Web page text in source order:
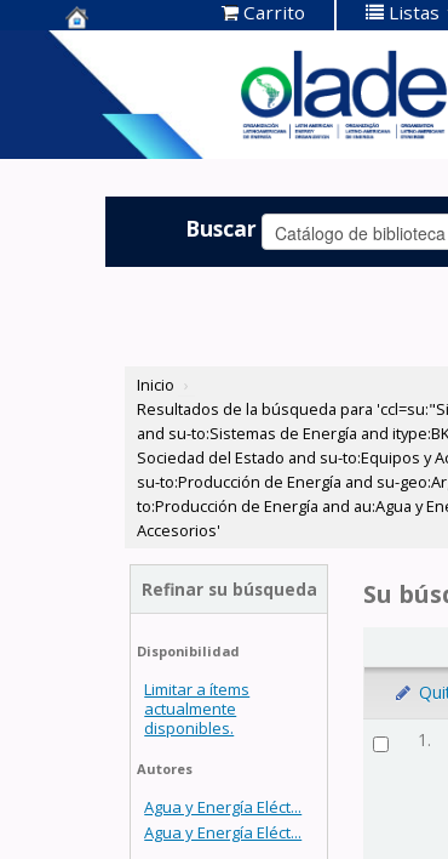
Centro de
Documentación
OLADE -
Carrito Listas
Buscar
Inicio ›
Resultados de la búsqueda para
and su-to:Sistemas de Energía and
Sociedad del Estado and su-to:Equipos y
su-to:Producción de Energía and su-
to:Producción de Energía and au:Agua y
Accesorios'
Refinar su búsqueda
Disponibilidad
Limitar a ítems
actualmente
disponibles.
Autores
Agua y Energía Eléct...
Agua y Energía Eléct...
Su
1.